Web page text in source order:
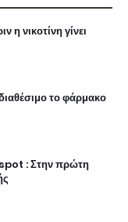
νικοτίνη γίνει
το φάρμακο
: Στην πρώτη